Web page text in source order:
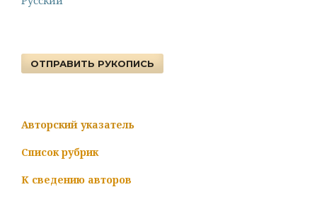
ОТПРАВИТЬ РУКОПИСЬ
Авторский указатель
Список рубрик
К сведению авторов